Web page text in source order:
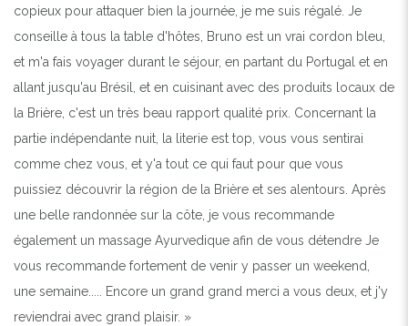
copieux pour attaquer bien la journée, je me suis régalé. Je
conseille à tous la table d'hôtes, Bruno est un vrai cordon bleu,
et m'a fais voyager durant le séjour, en partant du Portugal et en
allant jusqu'au Brésil, et en cuisinant avec des produits locaux de
la Brière, c'est un très beau rapport qualité prix. Concernant la
partie indépendante nuit, la literie est top, vous vous sentirai
comme chez vous, et y'a tout ce qui faut pour que vous
puissiez découvrir la région de la Brière et ses alentours. Après
une belle randonnée sur la côte, je vous recommande
également un massage Ayurvedique afin de vous détendre Je
vous recommande fortement de venir y passer un weekend,
une semaine..... Encore un grand grand merci a vous deux, et j'y
reviendrai avec grand plaisir. »